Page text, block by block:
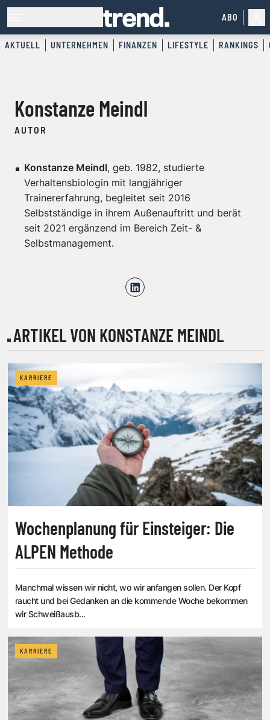
ABO
AKTUELL UNTERNEHMEN FINANZEN LIFESTYLE RANKINGS
Konstanze Meindl
AUTOR
Konstanze Meindl, geb. 1982, studierte
Verhaltensbiologin mit langjähriger
Trainererfahrung, begleitet seit 2016
Selbstständige in ihrem Außenauftritt und berät
seit 2021 ergänzend im Bereich Zeit- &
Selbstmanagement.
ARTIKEL VON KONSTANZE MEINDL
KARRIERE
Wochenplanung für Einsteiger: Die
ALPEN Methode
Manchmal wissen wir nicht, wo wir anfangen sollen. Der Kopf
raucht und bei Gedanken an die kommende Woche bekommen
wir Schweißausb...
KARRIERE